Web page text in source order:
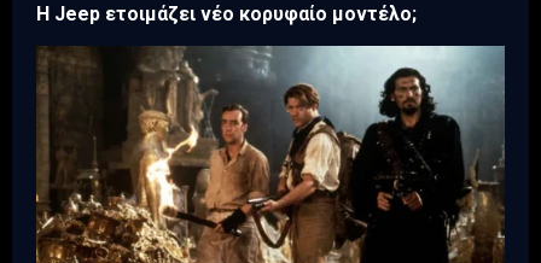
H Jeep ετοιμάζει νέο κορυφαίο μοντέλο;